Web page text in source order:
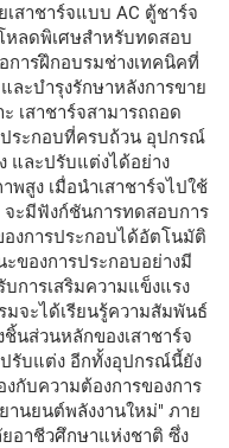
สาชาร์จแบบ AC ตู้ชาร์จ
หลดพิเศษสำหรับทดสอบ
การฝึกอบรมช่างเทคนิคที่
ะบำรุงรักษาหลังการขาย
เสาชาร์จสามารถถอด
ระกอบที่ครบถ้วน อุปกรณ์
และปรับแต่งได้อย่าง
พสูง เมื่อนำเสาชาร์จไปใช้
ะมีฟังก์ชันการทดสอบการ
งการประกอบได้อัตโนมัติ
ของการประกอบอย่างมี
การเสริมความแข็งแรง
มจะได้เรียนรู้ความสัมพันธ์
นส่วนหลักของเสาชาร์จ
รับแต่ง อีกทั้งอุปกรณ์นี้ยัง
กับความต้องการของการ
านยนต์พลังงานใหม่" ภาย
อาชีวศึกษาแห่งชาติ ซึ่ง